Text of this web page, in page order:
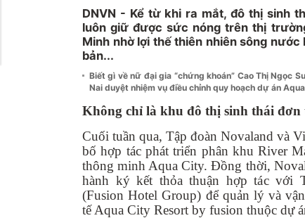
DNVN - Kể từ khi ra mắt, đô thị sinh
luôn giữ được sức nóng trên thị
Minh nhờ lợi thế thiên nhiên sông
bản...
Biết gì về nữ đại gia “chứng khoán” Cao Thị Ngọc
Nai duyệt nhiệm vụ điều chỉnh quy hoạch dự án
Không chỉ là khu đô thị sinh thái đơn
Cuối tuần qua, Tập đoàn Novaland và
bố hợp tác phát triển phân khu River
thông minh Aqua City. Đồng thời,
hành ký kết thỏa thuận hợp tác với
(Fusion Hotel Group) để quản lý và
tế Aqua City Resort by fusion thuộc dự